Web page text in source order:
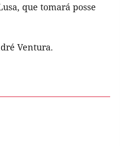
que tomará posse
Ventura.